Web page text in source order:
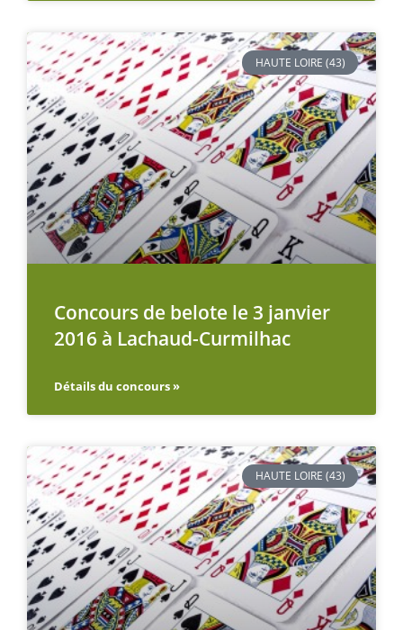
HAUTE LOIRE (43)
Concours de belote le 3 janvier
2016 à Lachaud-Curmilhac
Détails du concours »
HAUTE LOIRE (43)